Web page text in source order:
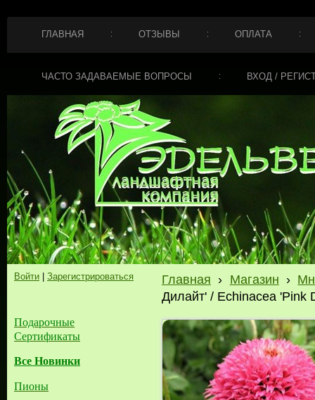
ГЛАВНАЯ ОТЗЫВЫ ОПЛАТА
ЧАСТО ЗАДАВАЕМЫЕ ВОПРОСЫ ВХОД /
Войти Зарегистрироваться
Подарочные
Сертификаты
Все Новинки
Пионы
Главная › Магазин ›
Дилайт' / Echinacea 'Pink